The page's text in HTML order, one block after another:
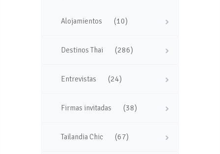
Alojamientos (10)
Destinos Thai (286)
Entrevistas (24)
Firmas invitadas (38)
Tailandia Chic (67)